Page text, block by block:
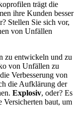
trägt die
ihre Kunden besser
Stellen Sie sich vor,
von Unfällen
zu entwickeln und zu
von Unfällen zu
Verbesserung von
die Aufklärung der
Explosiv, oder? Es
baut, um